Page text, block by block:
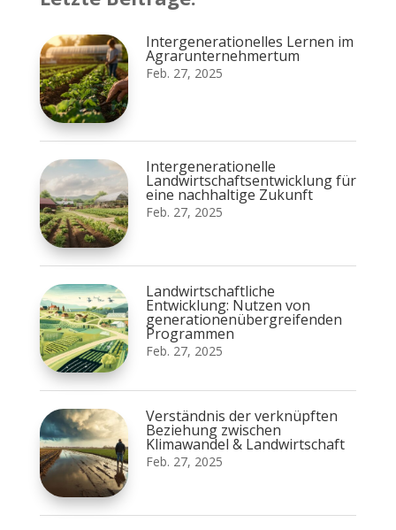
Intergenerationelles Lernen im
Agrarunternehmertum
Feb. 27, 2025
Intergenerationelle
Landwirtschaftsentwicklung für
eine nachhaltige Zukunft
Feb. 27, 2025
Landwirtschaftliche
Entwicklung: Nutzen von
generationenübergreifenden
Programmen
Feb. 27, 2025
Verständnis der verknüpften
Beziehung zwischen
Klimawandel & Landwirtschaft
Feb. 27, 2025